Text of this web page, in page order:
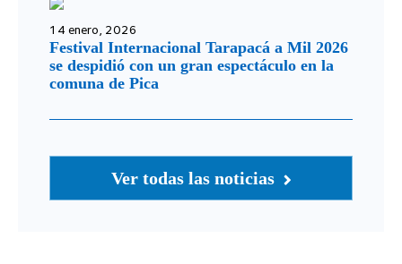
14 enero, 2026
Festival Internacional Tarapacá a Mil 2026
se despidió con un gran espectáculo en la
comuna de Pica
Ver todas las noticias